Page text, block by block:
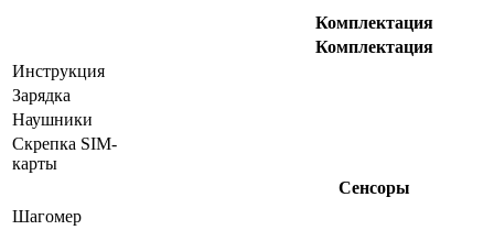
Комплектация
Комплектация
Инструкция
Зарядка
Наушники
Скрепка SIM-
карты
Сенсоры
Шагомер